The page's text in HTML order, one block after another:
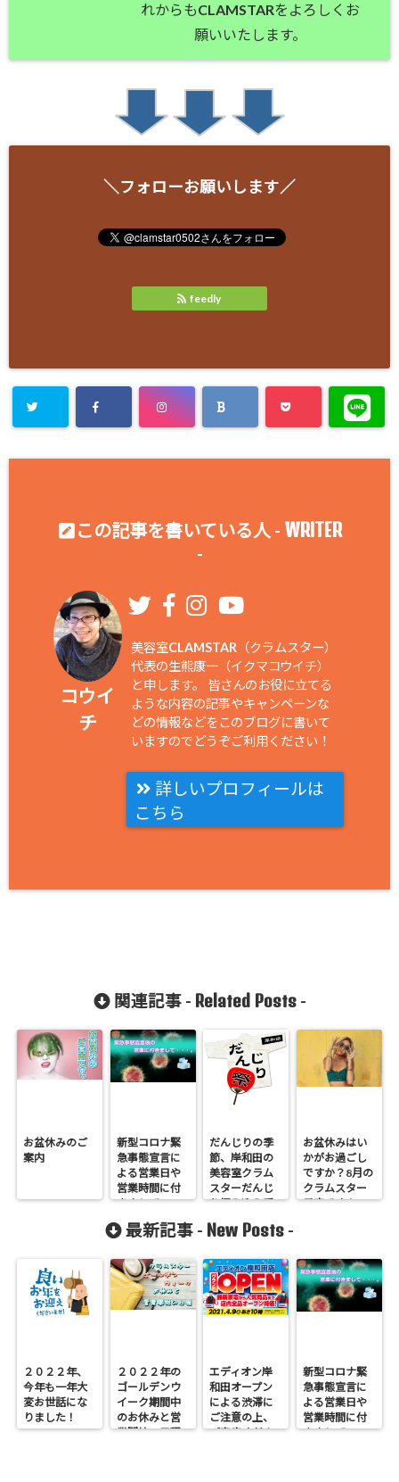
れからもCLAMSTARをよろしくお
願いいたします。
＼フォローお願いします／
feedly
この記事を書いている人 - WRITER
-
コウイ
チ
美容室CLAMSTAR（クラムスター）
代表の生熊康一（イクマコウイチ）
と申します。 皆さんのお役に立てる
ような内容の記事やキャンペーンな
どの情報などをこのブログに書いて
いますのでどうぞご利用ください！
詳しいプロフィールは
こちら
関連記事 - Related Posts-
お盆休みのご
案内
新型コロナ緊
急事態宣言に
よる営業日や
営業時間に付
きまして
だんじりの季
節、岸和田の
美容室クラム
スターだんじ
り編み込み受
お盆休みはい
かがお過ごし
ですか？8月の
クラムスター
予定です！
最新記事 - New Posts -
２０２２年、
今年も一年大
変お世話にな
りました！
２０２２年の
ゴールデンウ
イーク期間中
のお休みと営
業開始の日程
エディオン岸
和田オープン
による渋滞に
ご注意の上、
ご来店くださ
新型コロナ緊
急事態宣言に
よる営業日や
営業時間に付
きまして